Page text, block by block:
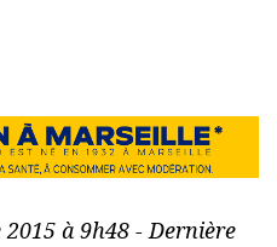
à 9h48 - Dernière